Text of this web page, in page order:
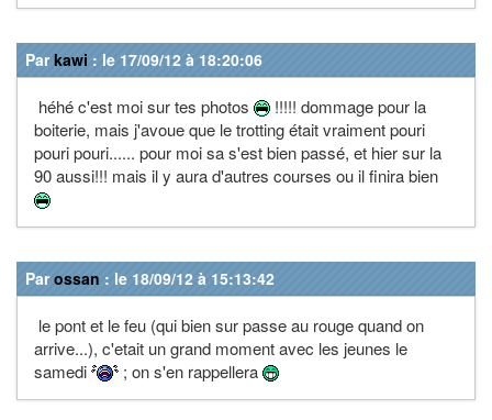
Parkawi : le 17/09/12 à 18:20:06
héhé c'est moi sur tes photos
!!!!! dommage pour la
boiterie, mais j'avoue que le trotting était vraiment pouri
pouri pouri...... pour moi sa s'est bien passé, et hier sur la
90 aussi!!! mais il y aura d'autres courses ou il finira bien
Parossan : le 18/09/12 à 15:13:42
le pont et le feu (qui bien sur passe au rouge quand on
arrive...), c'etait un grand moment avec les jeunes le
samedi
; on s'en rappellera